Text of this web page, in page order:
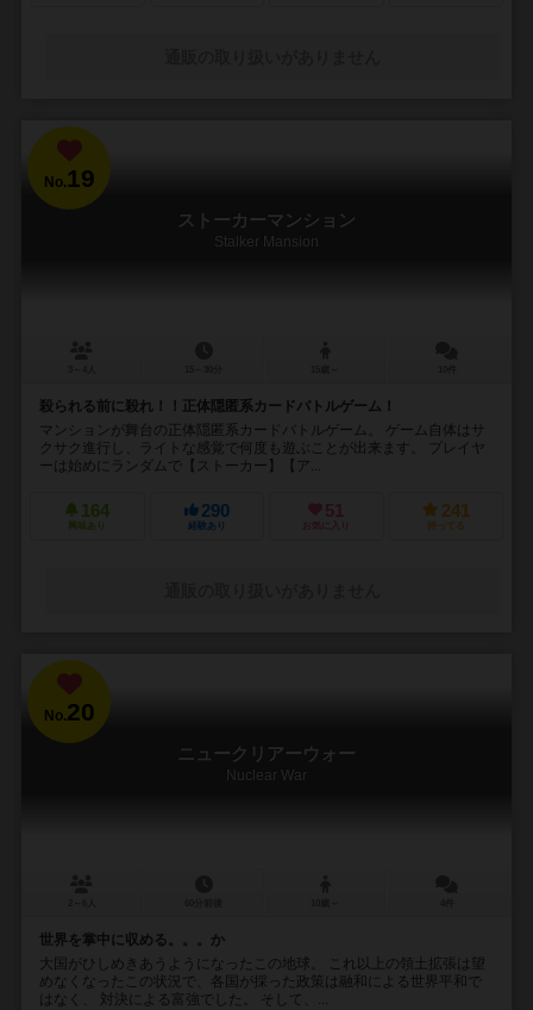
No.19
ストーカーマンション
Stalker Mansion
殺られる前に殺れ！！正体隠匿系カードバトルゲーム！
マンションが舞台の正体隠匿系カードバトルゲーム。 ゲーム自体はサ
クサク進行し、ライトな感覚で何度も遊ぶことが出来ます。 プレイヤ
ーは始めにランダムで【ストーカー】【ア...
164
興味あり
290
経験あり
51
お気に入り
241
持ってる
No.20
ニュークリアーウォー
Nuclear War
世界を掌中に収める。。。か
大国がひしめきあうようになったこの地球。 これ以上の領土拡張は望
めなくなったこの状況で、各国が採った政策は融和による世界平和で
はなく、 対決による富強でした。 そして、...